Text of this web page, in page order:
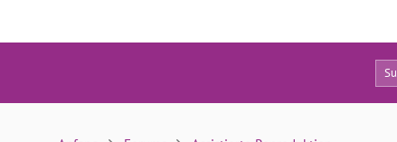
– wie wählt man die richtige aus?
9